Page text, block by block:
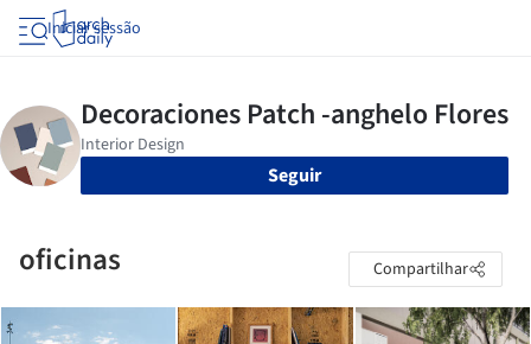
Iniciar sessão
Seguir
oficinas Compartilhar